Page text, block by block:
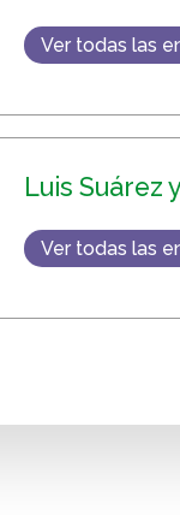
Ver todas las
Luis Suárez
Ver todas las